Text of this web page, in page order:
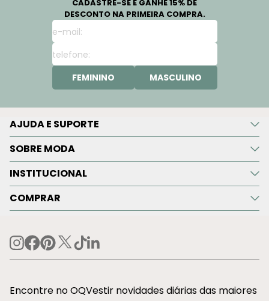
CADASTRE-SE E GANHE 15% DE
DESCONTO NA PRIMEIRA COMPRA.
FEMININO MASCULINO
AJUDA E SUPORTE
SOBRE MODA
INSTITUCIONAL
COMPRAR
Encontre no OQVestir novidades diárias das maiores